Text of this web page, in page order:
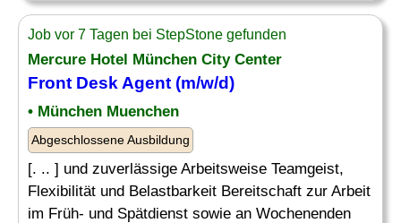
Job vor 7 Tagen bei StepStone gefunden
Mercure Hotel München City Center
Front Desk Agent (m/w/d)
• München Muenchen
Abgeschlossene Ausbildung
[. .. ] und zuverlässige Arbeitsweise Teamgeist,
Flexibilität und Belastbarkeit Bereitschaft zur Arbeit
im Früh- und Spätdienst sowie an Wochenenden